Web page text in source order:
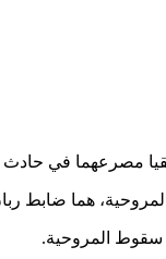
في حادث
هما ضابط
سقوط المروحية.